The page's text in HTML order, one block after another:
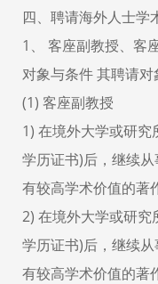
四、聘请海外人士学
1、 客座副教授、客
对象与条件 其聘请
(1) 客座副教授
1) 在境外大学或研
学历证书)后，继续
有较高学术价值的著
2) 在境外大学或研
学历证书)后，继续
有较高学术价值的著